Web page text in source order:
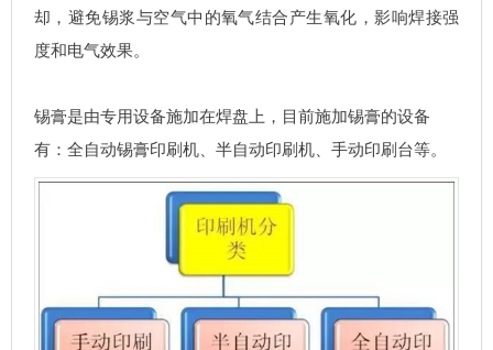
却，避免锡浆与空气中的氧气结合产生氧化，影响焊接强
度和电气效果。
锡膏是由专用设备施加在焊盘上，目前施加锡膏的设备
有：全自动锡膏印刷机、半自动印刷机、手动印刷台等。